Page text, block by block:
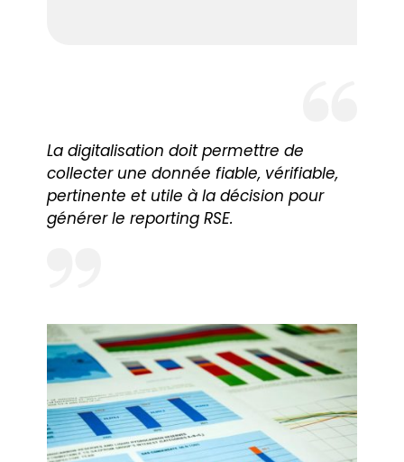
La digitalisation doit permettre de
collecter une donnée fiable, vérifiable,
pertinente et utile à la décision pour
générer le reporting RSE.